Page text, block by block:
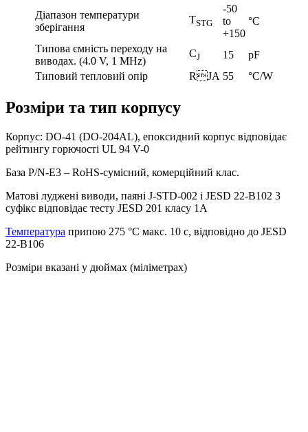
Діапазон температури
зберігання
TSTG
-50
to
+150
°C
Типова ємність переходу на
виводах. (4.0 V, 1 MHz)
CJ 15
pF
Типовий тепловий опір
RJA 55 °C/W
Розміри та тип корпусу
Корпус: DO-41 (DO-204AL), епоксидний корпус відповідає
рейтингу горючості UL 94 V-0
База P/N-E3 – RoHS-сумісний, комерційний клас.
Матові луджені виводи, паяні J-STD-002 і JESD 22-B102 3
суфікс відповідає тесту JESD 201 класу 1A
Температура припою 275 °C макс. 10 с, відповідно до JESD
22-B106
Розміри вказані у дюймах (міліметрах)